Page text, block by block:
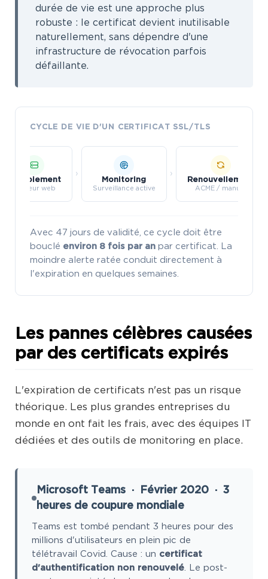
durée de vie est une approche plus
robuste : le certificat devient inutilisable
naturellement, sans dépendre d'une
infrastructure de révocation parfois
défaillante.
CYCLE DE VIE D'UN CERTIFICAT SSL/TLS
Déploiement
Serveur web
›
Monitoring
Surveillance active
›
Renouvellement
ACME / manuel
Avec 47 jours de validité, ce cycle doit être
bouclé environ 8 fois par an par certificat. La
moindre alerte ratée conduit directement à
l'expiration en quelques semaines.
Les pannes célèbres causées
par des certificats expirés
L'expiration de certificats n'est pas un risque
théorique. Les plus grandes entreprises du
monde en ont fait les frais, avec des équipes IT
dédiées et des outils de monitoring en place.
Microsoft Teams · Février 2020 · 3
heures de coupure mondiale
Teams est tombé pendant 3 heures pour des
millions d'utilisateurs en plein pic de
télétravail Covid. Cause : un certificat
d'authentification non renouvelé . Le post-